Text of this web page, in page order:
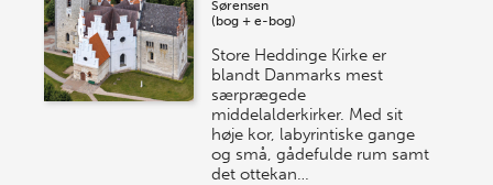
Sørensen
(bog + e-bog)
Store Heddinge Kirke er
blandt Danmarks mest
særprægede
middelalderkirker. Med sit
høje kor, labyrintiske gange
og små, gådefulde rum samt
det ottekan…